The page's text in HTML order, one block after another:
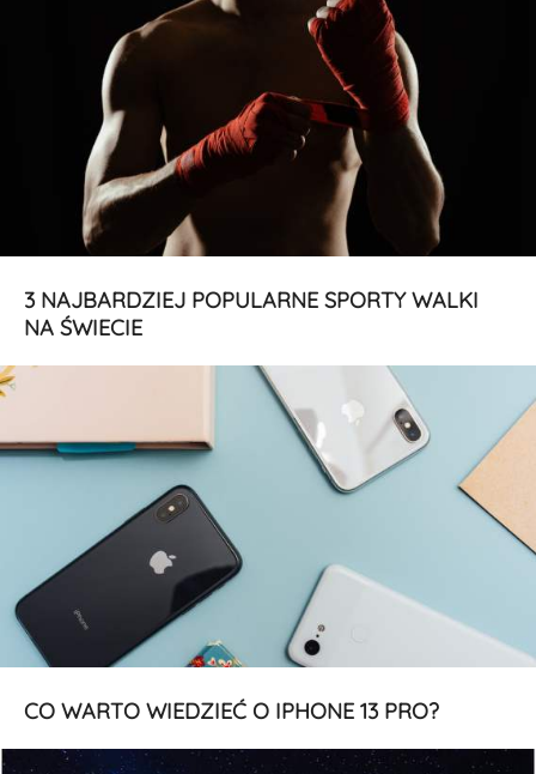
3 NAJBARDZIEJ POPULARNE SPORTY WALKI
NA ŚWIECIE
CO WARTO WIEDZIEĆ O IPHONE 13 PRO?